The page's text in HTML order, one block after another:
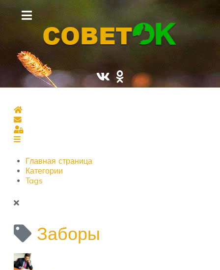
Главная страница
Подписаться на блог
Sign In
Главная страница
Категории
Tags
Заборы